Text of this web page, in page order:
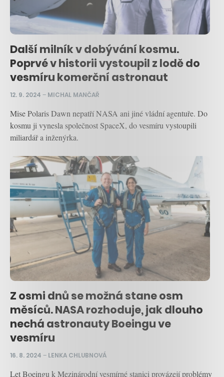
Další milník v dobývání kosmu.
Poprvé v historii vystoupil z lodě do
vesmíru komerční astronaut
12. 9. 2024 – MICHAL MANČAŘ
Mise Polaris Dawn nepatří NASA ani jiné vládní agentuře. Do
kosmu ji vynesla společnost SpaceX, do vesmíru vystoupili
miliardář a inženýrka.
Z osmi dnů se možná stane osm
měsíců. NASA rozhoduje, jak dlouho
nechá astronauty Boeingu ve
vesmíru
16. 8. 2024 – LENKA CHLUBNOVÁ
Let Boeingu k Mezinárodní vesmírné stanici provázejí problémy